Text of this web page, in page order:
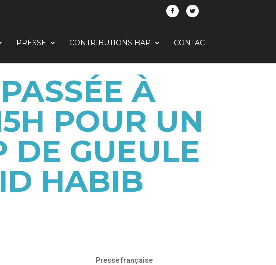
PRESSE CONTRIBUTIONS BAP CONTACT
À
POUR UN
DE GUEULE
HABIB
Presse française